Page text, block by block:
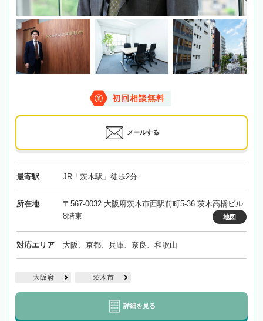
初回相談無料
メールする
最寄駅 JR「茨木駅」徒歩2分
所在地
〒567-0032 大阪府茨木市西駅前町5-36 茨木高橋ビル
8階東
地図
対応エリア 大阪、京都、兵庫、奈良、和歌山
大阪府 茨木市
詳細を見る